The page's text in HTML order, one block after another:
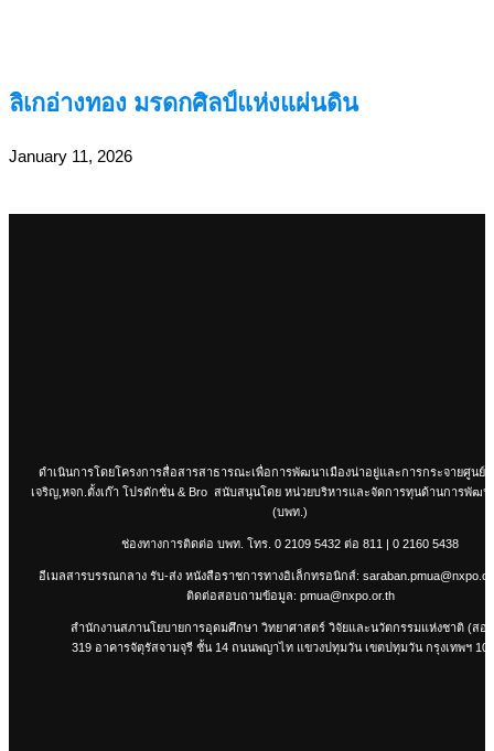
ลิเกอ่างทอง มรดกศิลป์แห่งแผ่นดิน
January 11, 2026
ดำเนินการโดยโครงการสื่อสารสาธารณะเพื่อการพัฒนาเมืองน่าอยู่และการกระจายศูนย์
เจริญ,หจก.ตั้งเก๊า โปรดักชั่น & Bro สนับสนุนโดย หน่วยบริหารและจัดการทุนด้านการพัฒ
(บพท.)
ช่องทางการติดต่อ บพท. โทร. 0 2109 5432 ต่อ 811 | 0 2160 5438
อีเมลสารบรรณกลาง รับ-ส่ง หนังสือราชการทางอิเล็กทรอนิกส์:
ติดต่อสอบถามข้อมูล: pmua@nxpo.or.th
สำนักงานสภานโยบายการอุดมศึกษา วิทยาศาสตร์ วิจัยและนวัตกรรมแห่งชาติ (สอ
319 อาคารจัตุรัสจามจุรี ชั้น 14 ถนนพญาไท แขวงปทุมวัน เขตปทุมวัน กรุงเทพฯ